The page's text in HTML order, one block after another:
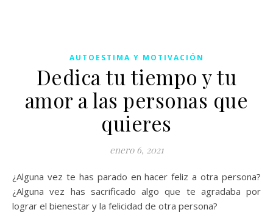
AUTOESTIMA Y MOTIVACIÓN
Dedica tu tiempo y tu
amor a las personas que
quieres
enero 6, 2021
¿Alguna vez te has parado en hacer feliz a otra persona?
¿Alguna vez has sacrificado algo que te agradaba por
lograr el bienestar y la felicidad de otra persona?